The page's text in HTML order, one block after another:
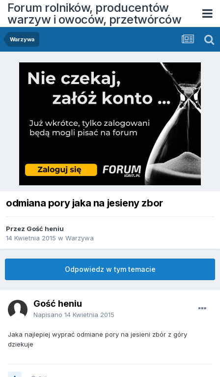
Forum rolników, producentów
warzyw i owoców, przetwórców
Warzywa
odmiana pory jaka na jesieny zbor
Przez Gość heniu
14 Kwietnia 2015 w Warzywa
Odpowiedz w tym temacie
Gość heniu
Napisano 14 Kwietnia 2015
Jaka najlepiej wyprać odmiane pory na jesieni zbór z góry
dziekuje